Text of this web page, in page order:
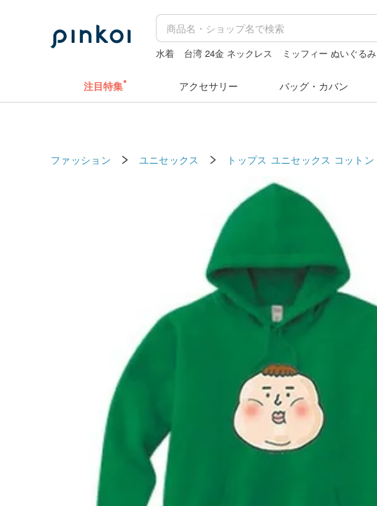
水着 台湾 24金 ネックレス ミッフィー ぬいぐるみ
注目特集 アクセサリー バッグ・カバン
ファッション ユニセックス トップス ユニセックス コットン